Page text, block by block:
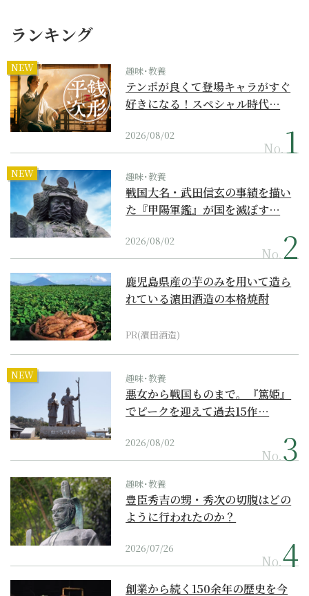
ランキング
NEW 趣味･教養
テンポが良くて登場キャラがすぐ
好きになる！スペシャル時代…
2026/08/02
No.
NEW 趣味･教養
戦国大名・武田信玄の事績を描い
た『甲陽軍鑑』が国を滅ぼす…
2026/08/02
No.
鹿児島県産の芋のみを用いて造ら
れている濵田酒造の本格焼酎
PR(濵田酒造)
NEW 趣味･教養
悪女から戦国ものまで。『篤姫』
でピークを迎えて過去15作…
2026/08/02
No.
趣味･教養
豊臣秀吉の甥・秀次の切腹はどの
ように行われたのか？
2026/07/26
No.
創業から続く150余年の歴史を今